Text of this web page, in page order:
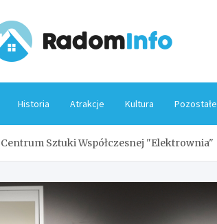
Historia Atrakcje Kultura Pozostałe
Sztuki Współczesnej "Elektrownia"